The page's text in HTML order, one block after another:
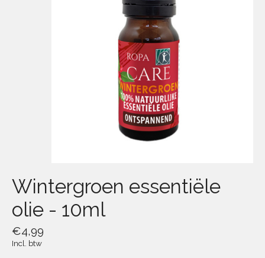
Wintergroen essentiële
olie - 10ml
€4,99
Incl. btw